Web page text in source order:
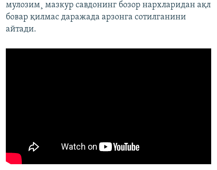
мулозим¸ мазкур савдонинг бозор нархларидан ақл
бовар қилмас даражада арзонга сотилганини
айтади.